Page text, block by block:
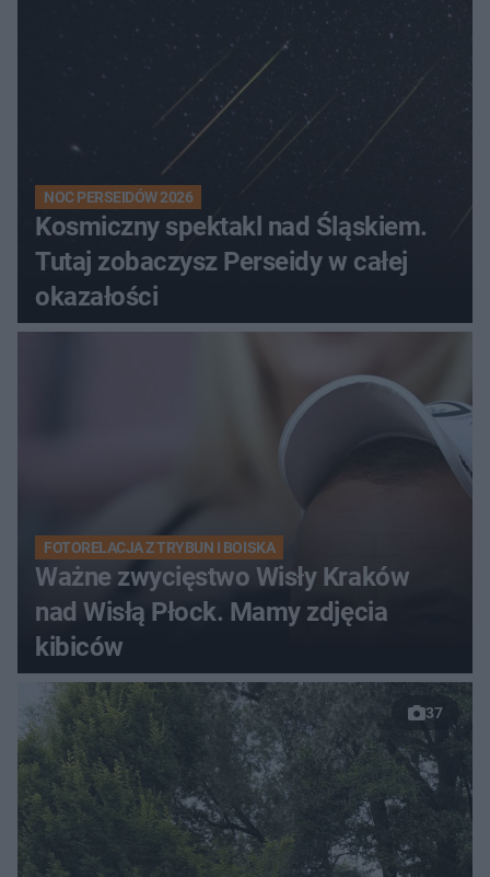
NOC PERSEIDÓW 2026
Kosmiczny spektakl nad Śląskiem.
Tutaj zobaczysz Perseidy w całej
okazałości
FOTORELACJA Z TRYBUN I BOISKA
Ważne zwycięstwo Wisły Kraków
nad Wisłą Płock. Mamy zdjęcia
kibiców
37